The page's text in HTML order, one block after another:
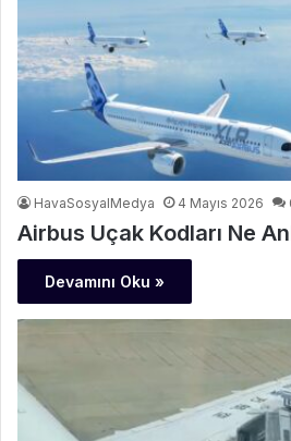
HavaSosyalMedya 4 Mayıs 2026
Airbus Uçak Kodları Ne
Devamını Oku »